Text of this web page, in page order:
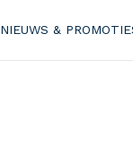
NIEUWS &